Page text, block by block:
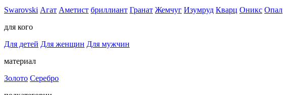
Swarovski Агат Аметист бриллиант Гранат Жемчуг Изумруд Кварц Оникс Опал
для кого
Для детей Для женщин Для мужчин
материал
Золото Серебро